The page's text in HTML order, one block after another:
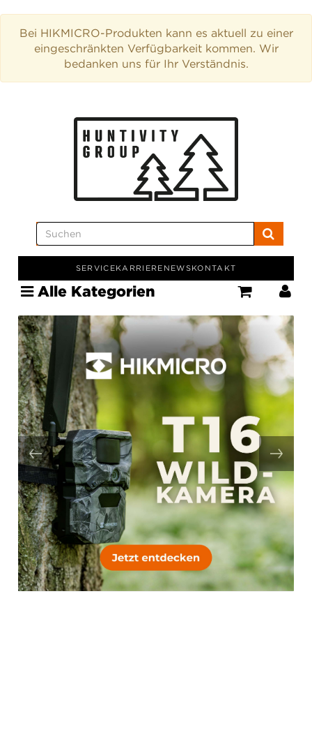
Bei HIKMICRO-Produkten kann es aktuell zu einer
eingeschränkten Verfügbarkeit kommen. Wir
bedanken uns für Ihr Verständnis.
SERVICEKARRIERE NEWSKONTAKT
Alle Kategorien